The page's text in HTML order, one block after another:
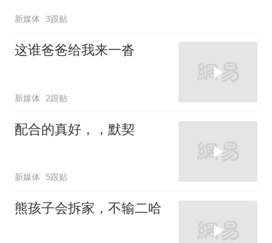
新媒体 3跟贴
这谁爸爸给我来一沓
新媒体 2跟贴
配合的真好，，默契
新媒体 5跟贴
熊孩子会拆家，不输二哈